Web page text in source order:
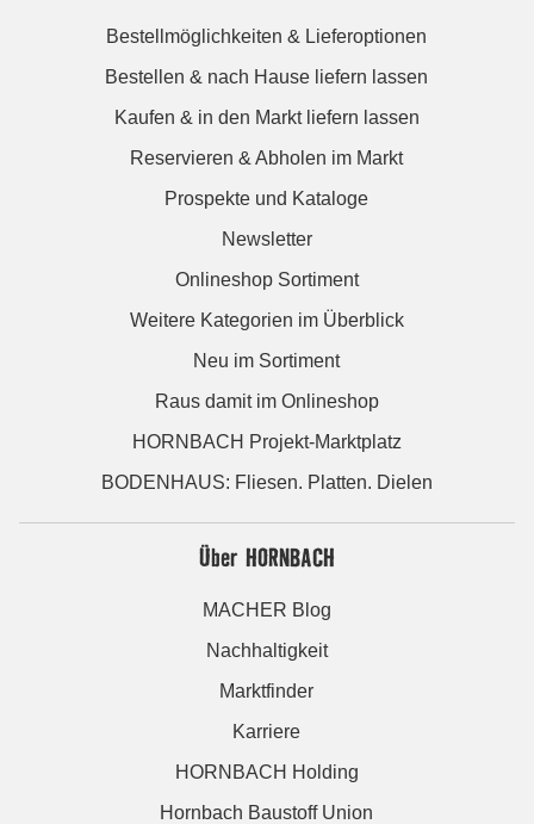
Bestellmöglichkeiten & Lieferoptionen
Bestellen & nach Hause liefern lassen
Kaufen & in den Markt liefern lassen
Reservieren & Abholen im Markt
Prospekte und Kataloge
Newsletter
Onlineshop Sortiment
Weitere Kategorien im Überblick
Neu im Sortiment
Raus damit im Onlineshop
HORNBACH Projekt-Marktplatz
BODENHAUS: Fliesen. Platten. Dielen
Über HORNBACH
MACHER Blog
Nachhaltigkeit
Marktfinder
Karriere
HORNBACH Holding
Hornbach Baustoff Union